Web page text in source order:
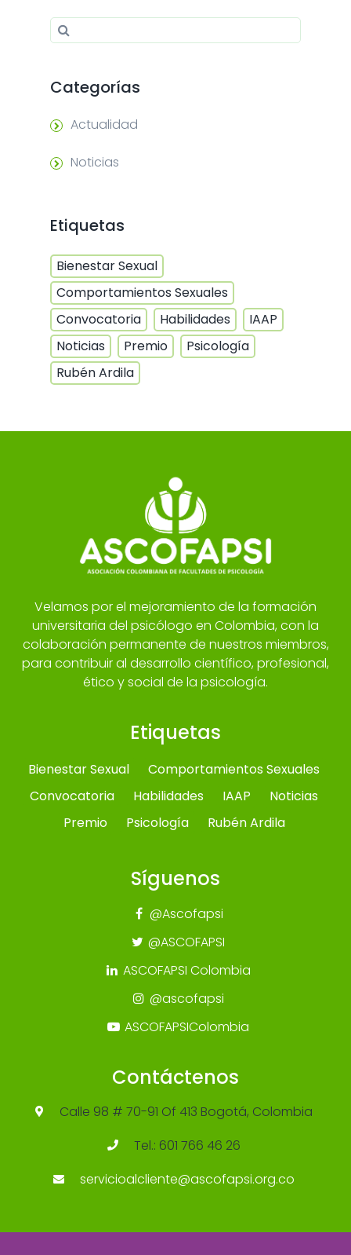
Search for:
Categorías
Actualidad
Noticias
Etiquetas
Bienestar Sexual
Comportamientos Sexuales
Convocatoria
Habilidades
IAAP
Noticias
Premio
Psicología
Rubén Ardila
Velamos por el mejoramiento de la formación
universitaria del psicólogo en Colombia, con la
colaboración permanente de nuestros miembros,
para contribuir al desarrollo científico, profesional,
ético y social de la psicología.
Etiquetas
Bienestar Sexual
Comportamientos Sexuales
Convocatoria
Habilidades IAAP
Noticias
Premio
Psicología Rubén Ardila
Síguenos
@Ascofapsi
@ASCOFAPSI
ASCOFAPSI Colombia
@ascofapsi
ASCOFAPSIColombia
Contáctenos
Calle 98 # 70-91 Of 413 Bogotá, Colombia
Tel.: 601 766 46 26
servicioalcliente@ascofapsi.org.co